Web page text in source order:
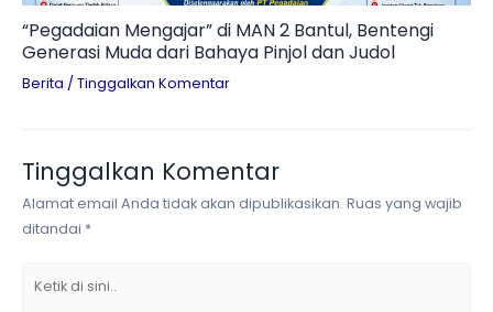
“Pegadaian Mengajar” di MAN 2 Bantul, Bentengi
Generasi Muda dari Bahaya Pinjol dan Judol
Berita / Tinggalkan Komentar
Tinggalkan Komentar
Alamat email Anda tidak akan dipublikasikan. Ruas yang wajib
ditandai *